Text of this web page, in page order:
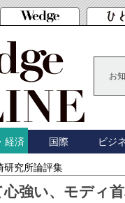
お
経済 国際 ビジ
研究所論評集
心強い、モディ